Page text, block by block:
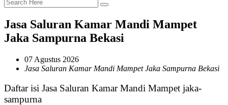
Jasa Saluran Kamar Mandi Mampet
Jaka Sampurna Bekasi
07 Agustus 2026
Jasa Saluran Kamar Mandi Mampet Jaka Sampurna Bekasi
Daftar isi Jasa Saluran Kamar Mandi Mampet jaka-
sampurna